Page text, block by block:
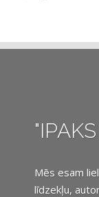
Mēs esam
līdzekļu,